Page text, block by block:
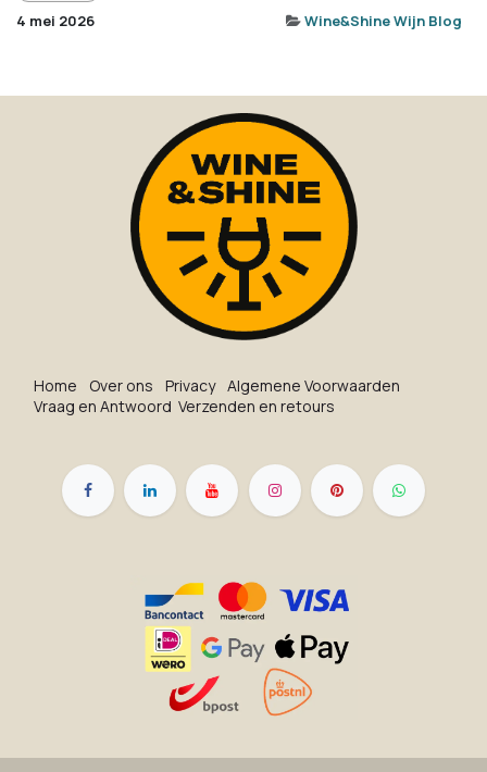
4 mei 2026 Wine&Shine Wijn Blog
Ho​me O​ve​r on​s Privacy Algemene Voorwaarden
Vraag en Antwoord Verzenden en retours